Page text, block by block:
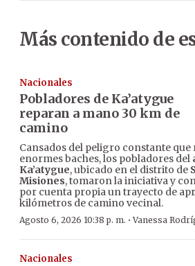
Más contenido de
Nacionales
Pobladores de Ka’atygue
reparan a mano 30 km de
camino
Cansados del peligro constante
enormes baches, los pobladores del
Ka’atygue, ubicado en el distrito de
Misiones, tomaron la iniciativa y
por cuenta propia un trayecto de
kilómetros de camino vecinal.
Agosto 6, 2026 10:38 p. m. ·Vanessa
Nacionales